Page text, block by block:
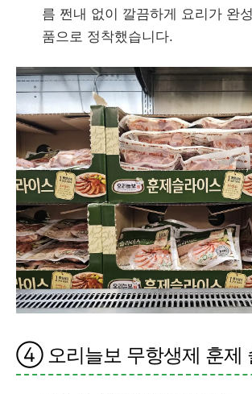
름 쩐내 없이 깔끔하게 요리가 완
품으로 정착했습니다.
④ 오리늘보 무항생제 훈제